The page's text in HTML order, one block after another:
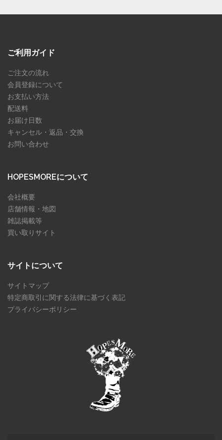
ご利用ガイド
ご注文の流れ
会員登録について
お支払い方法
配送料
お届け日数
キャンセル・返品・交換
お問い合わせ
HOPESMOREについて
会社概要
店舗情報・地図
雑誌掲載等
買い取りサイト
サイトについて
サイトマップ
特定商取引に関する法律に基づく表記
プライバシーポリシー